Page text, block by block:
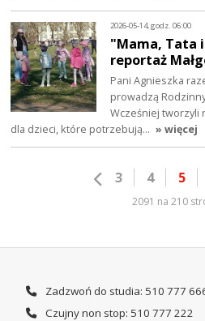
2026-05-14, godz. 06:00
"Mama, Tata
reportaż
Pani Agnieszka
prowadzą
Wcześniej tworzyli
dla dzieci, które potrzebują… » więcej
3 4 5
2091 na 210
Zadzwoń do studia: 510 777
Czujny non stop: 510 777 222